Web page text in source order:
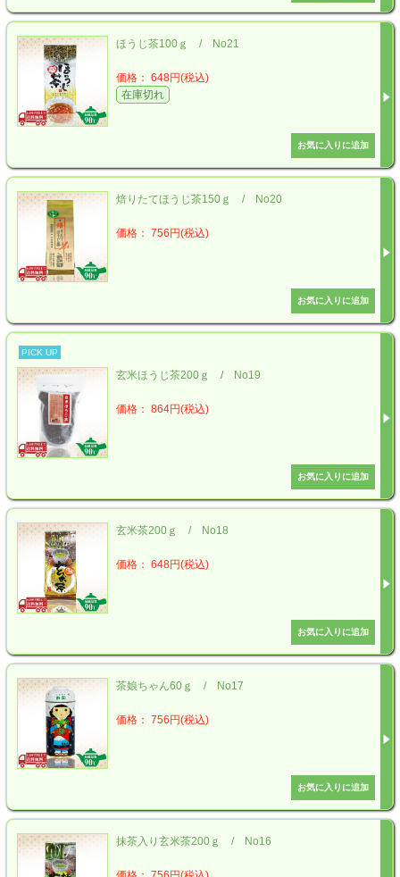
ほうじ茶100ｇ / No21
価格： 648円(税込)
在庫切れ
焙りたてほうじ茶150ｇ / No20
価格： 756円(税込)
PICK UP
玄米ほうじ茶200ｇ / No19
価格： 864円(税込)
玄米茶200ｇ / No18
価格： 648円(税込)
茶娘ちゃん60ｇ / No17
価格： 756円(税込)
抹茶入り玄米茶200ｇ / No16